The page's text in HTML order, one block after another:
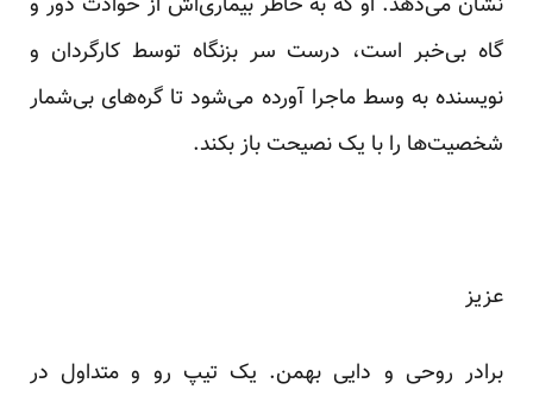
گاه بی‌خبر است، درست سر بزنگاه توسط کارگردان و
نویسنده به وسط ماجرا آورده می‌شود تا گره‌های بی‌شمار
شخصیت‌ها را با یک نصیحت باز بکند.
عزیز
برادر روحی و دایی بهمن. یک تیپ رو و متداول در